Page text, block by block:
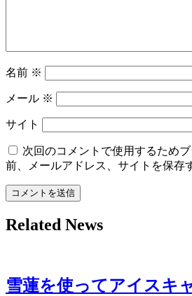
名前 ※
メール ※
サイト
次回のコメントで使用するため
前、メールアドレス、サイトを保存
Related News
雪蓮を使ってアイスキ